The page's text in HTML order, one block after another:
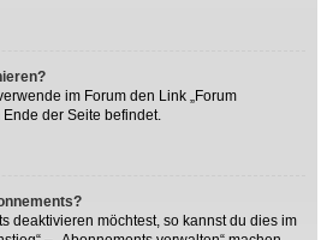
im Forum den Link „Forum
der Seite befindet.
deaktivieren möchtest, so kannst du dies im